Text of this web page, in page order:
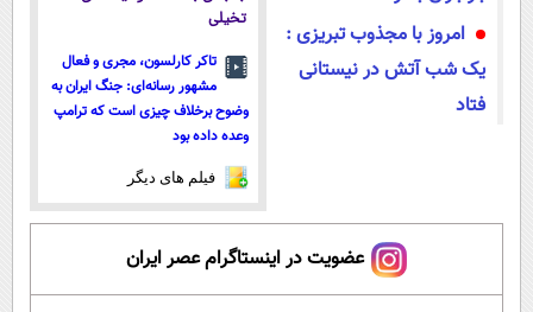
امروز با مجذوب تبریزی :
یک شب آتش در نیستانی
فتاد
تخیلی
تاکر کارلسون، مجری و فعال
مشهور رسانه‌ای: جنگ ایران به
وضوح برخلاف چیزی است که ترامپ
وعده داده بود
فیلم های دیگر
عضویت در اینستاگرام عصر ایران